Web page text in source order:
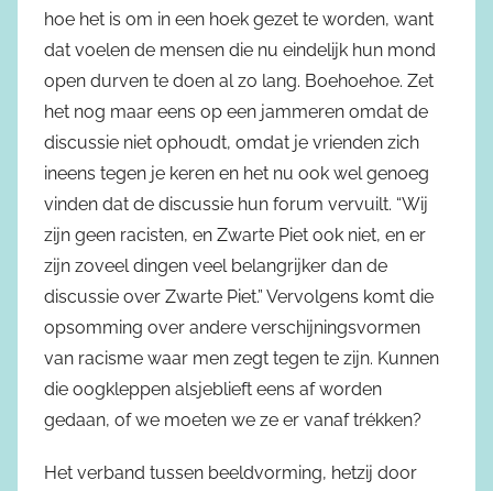
hoe het is om in een hoek gezet te worden, want
dat voelen de mensen die nu eindelijk hun mond
open durven te doen al zo lang. Boehoehoe. Zet
het nog maar eens op een jammeren omdat de
discussie niet ophoudt, omdat je vrienden zich
ineens tegen je keren en het nu ook wel genoeg
vinden dat de discussie hun forum vervuilt. “Wij
zijn geen racisten, en Zwarte Piet ook niet, en er
zijn zoveel dingen veel belangrijker dan de
discussie over Zwarte Piet.” Vervolgens komt die
opsomming over andere verschijningsvormen
van racisme waar men zegt tegen te zijn. Kunnen
die oogkleppen alsjeblieft eens af worden
gedaan, of we moeten we ze er vanaf trékken?
Het verband tussen beeldvorming, hetzij door